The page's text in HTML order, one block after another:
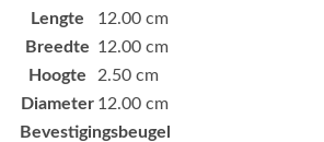
Lengte
12.00 cm
Breedte 12.00 cm
Hoogte
2.50 cm
Diameter 12.00 cm
Bevestigingsbeugel